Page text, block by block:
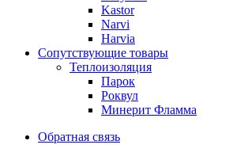
Kastor
Narvi
Harvia
Сопутствующие товары
Теплоизоляция
Парок
Роквул
Минерит Фламма
Обратная связь